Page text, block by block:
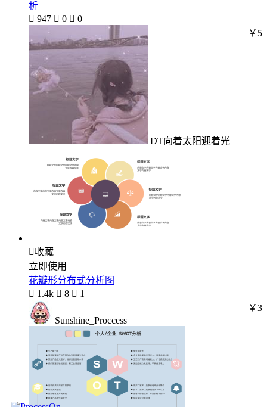
析
 947  0  0
DT向着太阳迎着光
￥5
收藏
立即使用
花瓣形分布式分析图
 1.4k  8  1
Sunshine_Proccess
￥3